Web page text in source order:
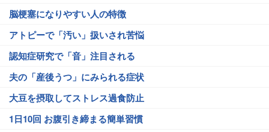
脳梗塞になりやすい人の特徴
アトピーで「汚い」扱いされ苦悩
認知症研究で「音」注目される
夫の「産後うつ」にみられる症状
大豆を摂取してストレス過食防止
1日10回 お腹引き締まる簡単習慣